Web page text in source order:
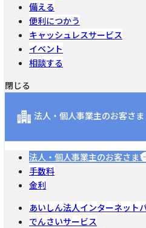
備える
便利につかう
キャッシュレスサービス
イベント
相談する
閉じる
法人・個人事業主のお客さま
法人・個人事業主のお客さま
手数料
金利
あいしん法人インターネット
でんさいサービス